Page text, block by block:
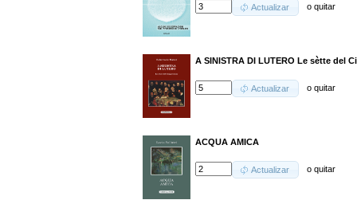
Actualizar oquitar
A SINISTRA DI LUTERO Le sètte del
Actualizar oquitar
ACQUA AMICA
Actualizar oquitar